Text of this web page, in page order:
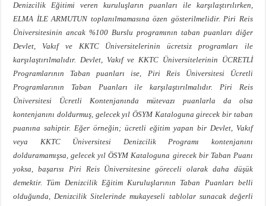
Denizcilik Eğitimi veren kuruluşların puanları ile karşılaştırılırken,
ELMA İLE ARMUTUN toplanılmamasına özen gösterilmelidir. Piri Reis
Üniversitesinin ancak %100 Burslu programının taban puanları diğer
Devlet, Vakıf ve KKTC Üniversitelerinin ücretsiz programları ile
karşılaştırılmalıdır. Devlet, Vakıf ve KKTC Üniversitelerinin ÜCRETLİ
Programlarının Taban puanları ise, Piri Reis Üniversitesi Ücretli
Programlarının Taban Puanları ile karşılaştırılmalıdır. Piri Reis
Üniversitesi Ücretli Kontenjanında mütevazı puanlarla da olsa
kontenjanını doldurmuş, gelecek yıl ÖSYM Kataloguna girecek bir taban
puanına sahiptir. Eğer örneğin; ücretli eğitim yapan bir Devlet, Vakıf
veya KKTC Üniversitesi Denizcilik Programı kontenjanını
dolduramamışsa, gelecek yıl ÖSYM Kataloguna girecek bir Taban Puanı
yoksa, başarısı Piri Reis Üniversitesine göreceli olarak daha düşük
demektir. Tüm Denizcilik Eğitim Kuruluşlarının Taban Puanları belli
olduğunda, Denizcilik Sitelerinde mukayeseli tablolar sunacak değerli